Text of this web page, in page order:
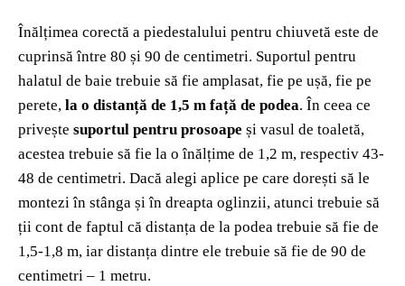
Înălțimea corectă a piedestalului pentru chiuvetă este de
cuprinsă între 80 și 90 de centimetri. Suportul pentru
halatul de baie trebuie să fie amplasat, fie pe ușă, fie pe
perete, la o distanță de 1,5 m față de podea. În ceea ce
privește suportul pentru prosoape și vasul de toaletă,
acestea trebuie să fie la o înălțime de 1,2 m, respectiv 43-
48 de centimetri. Dacă alegi aplice pe care dorești să le
montezi în stânga și în dreapta oglinzii, atunci trebuie să
ții cont de faptul că distanța de la podea trebuie să fie de
1,5-1,8 m, iar distanța dintre ele trebuie să fie de 90 de
centimetri – 1 metru.